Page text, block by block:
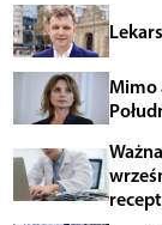
Mimo